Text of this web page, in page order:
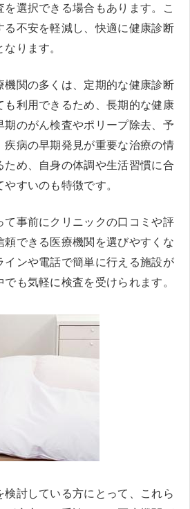
選択できる場合もあります。こ
る不安を軽減し、快適に健康診断
ります。
機関の多くは、定期的な健康診断
も利用できるため、長期的な健康
のがん検査やポリープ除去、予
疾病の早期発見が重要な治療の情
め、自身の体調や生活習慣に合
すいのも特徴です。
て事前にクリニックの口コミや評
できる医療機関を選びやすくな
インや電話で簡単に行える施設が
も気軽に検査を受けられます。
討している方にとって、これら